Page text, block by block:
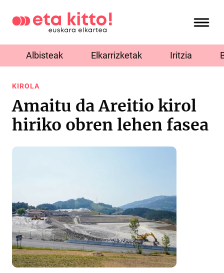
Albisteak Elkarrizketak Iritzia
KIROLA
Amaitu da Areitio kirol
hiriko obren lehen fasea